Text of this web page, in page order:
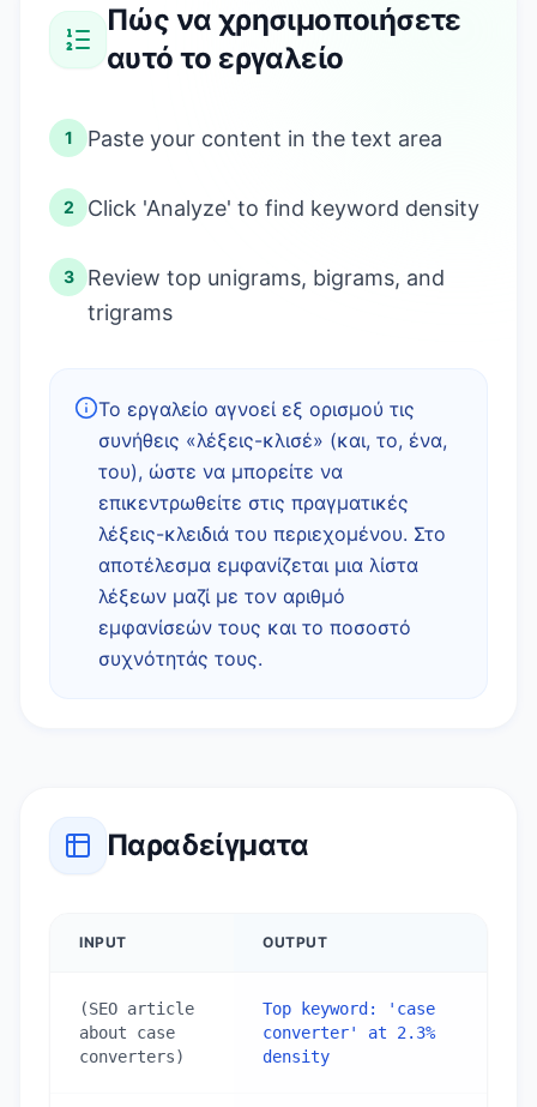
Πώς να χρησιμοποιήσετε
αυτό το εργαλείο
1 Paste your content in the text area
2 Click 'Analyze' to find keyword density
3
Review top unigrams, bigrams, and
trigrams
Το εργαλείο αγνοεί εξ ορισμού τις
συνήθεις «λέξεις-κλισέ» (και, το, ένα,
του), ώστε να μπορείτε να
επικεντρωθείτε στις πραγματικές
λέξεις-κλειδιά του περιεχομένου. Στο
αποτέλεσμα εμφανίζεται μια λίστα
λέξεων μαζί με τον αριθμό
εμφανίσεών τους και το ποσοστό
συχνότητάς τους.
Παραδείγματα
INPUT OUTPUT
(SEO article
about case
converters)
Top keyword: 'case
converter' at 2.3%
density